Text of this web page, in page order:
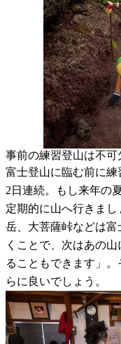
事前の練習登山は不可
富士登山に臨む前に
2日連続。もし来年の
定期的に山へ行きま
岳、大菩薩峠などは
くことで、次はあの
ることもできます」
らに良いでしょう。